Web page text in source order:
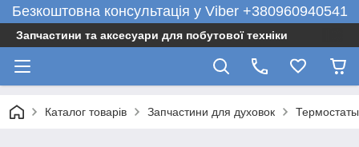
Безкоштовна консультація у Viber +380960940541
Запчастини та аксесуари для побутової техніки
Каталог товарів Запчастини для духовок Термостаты